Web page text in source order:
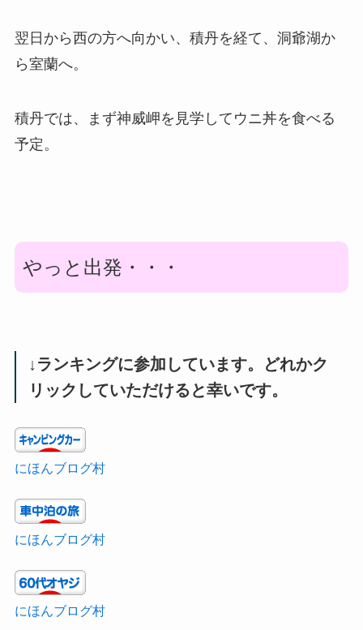
翌日から西の方へ向かい、積丹を経て、洞爺湖か
ら室蘭へ。
積丹では、まず神威岬を見学してウニ丼を食べる
予定。
やっと出発・・・
↓ランキングに参加しています。どれかク
リックしていただけると幸いです。
にほんブログ村
にほんブログ村
にほんブログ村